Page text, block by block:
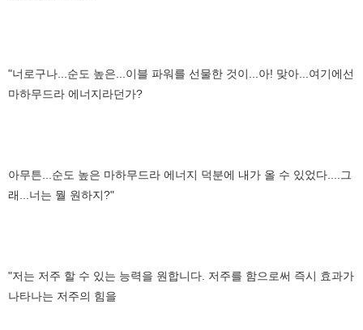
"너로구나...순도 높은...이블 파워를 선물한 것이...아! 맞아...여기에선
마하무드라 에너지라던가?
아무튼...순도 높은 마하무드라 에너지 덕분에 내가 올 수 있었다....그
래...너는 뭘 원하지?"
"저는 저주 할 수 있는 능력을 원합니다. 저주를 함으로써 즉시 효과가
나타나는 저주의 힘을